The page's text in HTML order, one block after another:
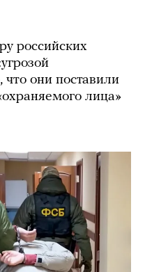
российских
что они поставили
лица»